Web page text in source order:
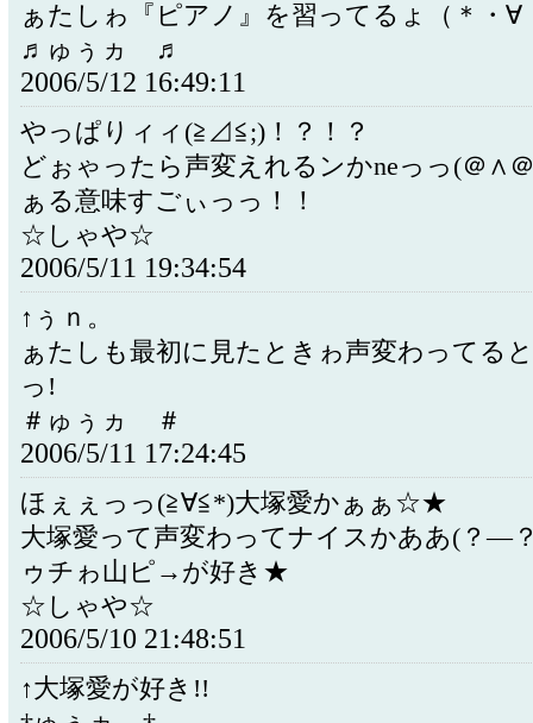
ぁたしゎ『ピアノ』を習ってるょ（＊・∀
♬ゅぅヵゝ♬
2006/5/12 16:49:11
やっぱりィィ(≧⊿≦;)！？！？
どぉゃったら声変えれるンかneっっ(＠∧
ぁる意味すごぃっっ！！
☆しゃや☆
2006/5/11 19:34:54
↑ぅｎ。
ぁたしも最初に見たときゎ声変わってる
っ!
＃ゅぅヵゝ＃
2006/5/11 17:24:45
ほぇぇっっ(≧∀≦*)大塚愛かぁぁ☆★
大塚愛って声変わってナイスかああ(？―
ゥチゎ山ピ→が好き★
☆しゃや☆
2006/5/10 21:48:51
↑大塚愛が好き!!